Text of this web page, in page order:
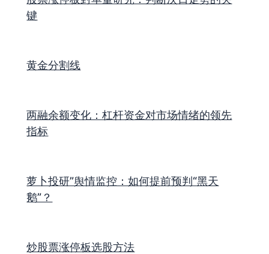
键
黄金分割线
两融余额变化：杠杆资金对市场情绪的领先
指标
萝卜投研”舆情监控：如何提前预判“黑天
鹅”？
炒股票涨停板选股方法